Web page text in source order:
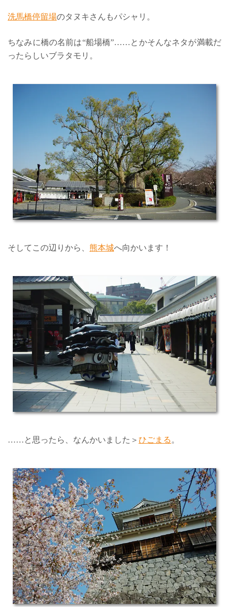
洗馬橋停留場のタヌキさんもパシャリ。
ちなみに橋の名前は“船場橋”……とかそんなネタが満載だ
ったらしいブラタモリ。
そしてこの辺りから、 熊本城へ向かいます！
……と思ったら、なんかいました＞ ひごまる 。